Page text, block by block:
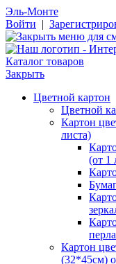
Эль-Монте
Войти |
Каталог товаров
Закрыть
Цветной картон
Цветной
Картон
листа)
(от 1
Картон
(32*45см)